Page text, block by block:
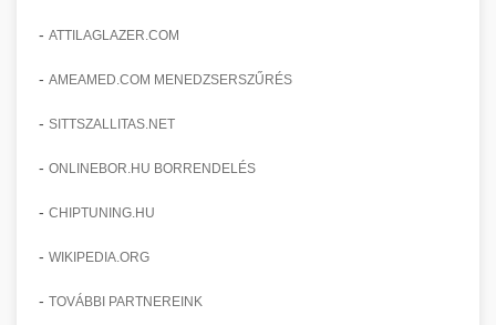
- ATTILAGLAZER.COM
- AMEAMED.COM MENEDZSERSZŰRÉS
- SITTSZALLITAS.NET
- ONLINEBOR.HU BORRENDELÉS
- CHIPTUNING.HU
- WIKIPEDIA.ORG
- TOVÁBBI PARTNEREINK